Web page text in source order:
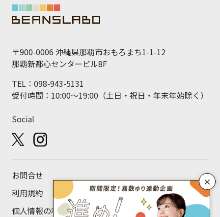
×
〒900-0006 沖縄県那覇市おもろまち1-1-12
那覇新都心センタービル8F
TEL：098-943-5131
受付時間：10:00～19:00（土日・祝日・年末年始除く）
Social
お問合せ
利用規約
個人情報の利用目的について